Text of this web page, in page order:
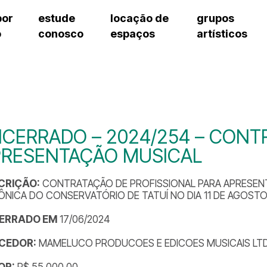
estude
conosco
locação de
espaços
grupos
artísticos
trabalhe
– 2024/254 –
MUSICAL
CONTRATAÇÃO DE PROFISSIONAL PARA
DO CONSERVATÓRIO DE TATUÍ NO DIA 11 DE
EM 17/06/2024
MAMELUCO PRODUCOES E EDICOES MUSICAIS